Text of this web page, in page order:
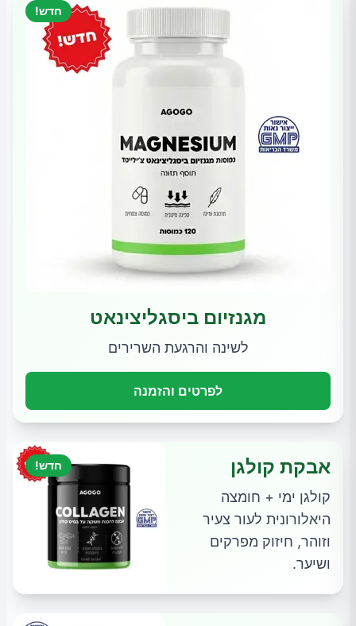
חדש!
מגנזיום ביסגליצינאט
לשינה והרגעת השרירים
לפרטים והזמנה
חדש! אבקת קולגן
קולגן ימי + חומצה
היאלורונית לעור צעיר
וזוהר, חיזוק מפרקים
ושיער.